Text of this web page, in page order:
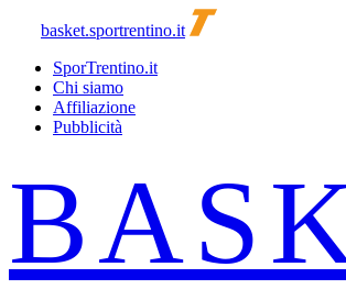
basket.sportrentino.it
SporTrentino.it
Chi siamo
Affiliazione
Pubblicità